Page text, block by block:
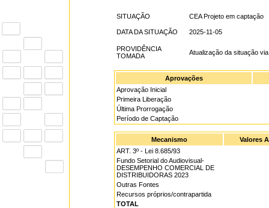
SITUAÇÃO CEA Projeto em captação
DATA DA SITUAÇÃO 2025-11-05
PROVIDÊNCIA
TOMADA
Atualização da situação
Aprovações
Aprovação Inicial
Primeira Liberação
Última Prorrogação
Período de Captação
Mecanismo
Valores
ART. 3º - Lei 8.685/93
Fundo Setorial do Audiovisual-
DESEMPENHO COMERCIAL DE
DISTRIBUIDORAS 2023
Outras Fontes
Recursos próprios/contrapartida
TOTAL